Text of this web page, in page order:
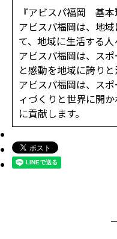
『アビスパ福岡 基本
アビスパ福岡は、地
て、地域に生活する人
アビスパ福岡は、ス
と感動を地域に誇りと
アビスパ福岡は、ス
ィづくりと世界に開
に貢献します。